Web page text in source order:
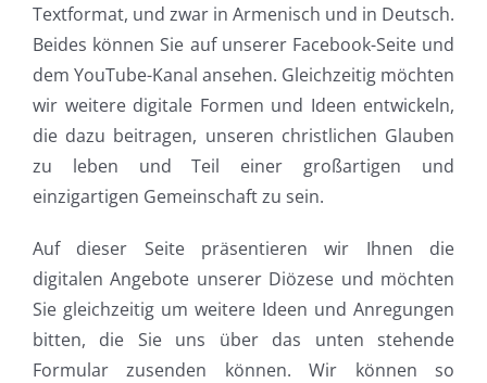
Textformat, und zwar in Armenisch und in Deutsch.
Beides können Sie auf unserer Facebook-Seite und
dem YouTube-Kanal ansehen. Gleichzeitig möchten
wir weitere digitale Formen und Ideen entwickeln,
die dazu beitragen, unseren christlichen Glauben
zu leben und Teil einer großartigen und
einzigartigen Gemeinschaft zu sein.
Auf dieser Seite präsentieren wir Ihnen die
digitalen Angebote unserer Diözese und möchten
Sie gleichzeitig um weitere Ideen und Anregungen
bitten, die Sie uns über das unten stehende
Formular zusenden können. Wir können so